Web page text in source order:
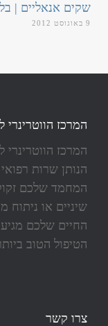
שקים אנאליים |
9 באוגוסט 2012
המרכז
המרכז
הנותן שרות
המחמד שלכם
שיניים או ניתוח
החיים שלכם
הטיפול הטוב
צרו קשר